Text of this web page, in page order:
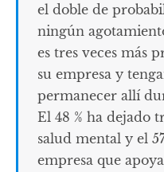
el doble de
ningún
es tres veces más
su empresa y
permanecer allí
El 48 % ha dejado
salud mental y el
empresa que